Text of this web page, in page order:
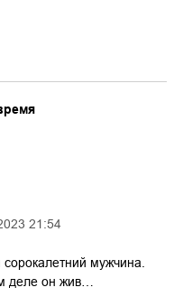
21:54
мужчина.
деле он жив…